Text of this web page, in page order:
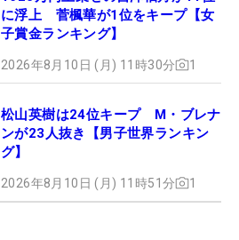
に浮上 菅楓華が1位をキープ【女
子賞金ランキング】
2026年8月10日 (月) 11時30分 1
松山英樹は24位キープ M・ブレナ
ンが23人抜き【男子世界ランキン
グ】
2026年8月10日 (月) 11時51分 1